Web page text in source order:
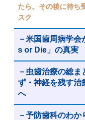
たら。その後に待ち
スク
米国歯周病学会
s or Die」の真実
虫歯治療の総ま
ず・神経を残す治
へ
予防歯科のわか